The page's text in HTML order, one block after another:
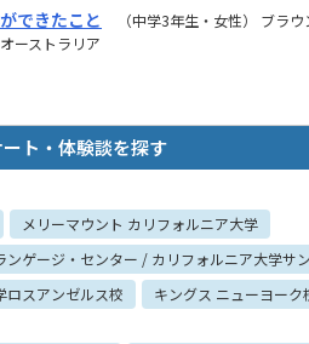
できたこと
（中学3年生・女性） ブラ
オーストラリア
ト・体験談を探す
メリーマウント カリフォルニア大学
ンゲージ・センター / カリフォルニア大学サ
ロスアンゼルス校
キングス ニューヨーク